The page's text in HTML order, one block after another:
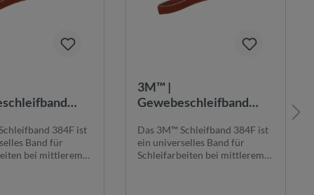
| STA |
|
384F ist
Band für
bei mittlerem
3M™ |
Gewebeschleifband
mm | 120+ |
384F1130X1900K120+ |
7100280613
Das 3M™ Schleifband 384F ist
ein universelles Band für
Schleifarbeiten bei mittlerem